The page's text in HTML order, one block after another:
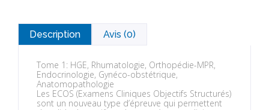
Description Avis (0)
Tome 1: HGE, Rhumatologie, Orthopédie-MPR,
Endocrinologie, Gynéco-obstétrique,
Anatomopathologie
Les ECOS (Examens Cliniques Objectifs Structurés)
sont un nouveau type d’épreuve qui permettent